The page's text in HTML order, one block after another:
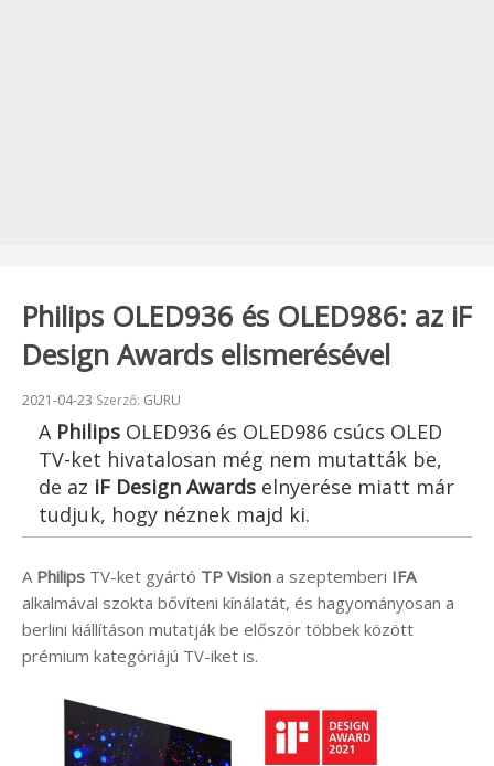
Philips OLED936 és OLED986: az iF
Design Awards elismerésével
Beküldve:
2021-04-23 Szerző: GURU
A Philips OLED936 és OLED986 csúcs OLED
TV-ket hivatalosan még nem mutatták be,
de az iF Design Awards elnyerése miatt már
tudjuk, hogy néznek majd ki.
A Philips TV-ket gyártó TP Vision a szeptemberi IFA
alkalmával szokta bővíteni kínálatát, és hagyományosan a
berlini kiállításon mutatják be először többek között
prémium kategóriájú TV-iket is.